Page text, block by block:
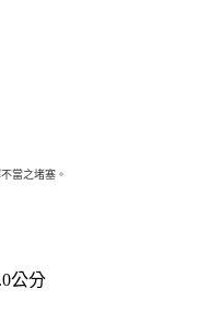
當之堵塞。
公分